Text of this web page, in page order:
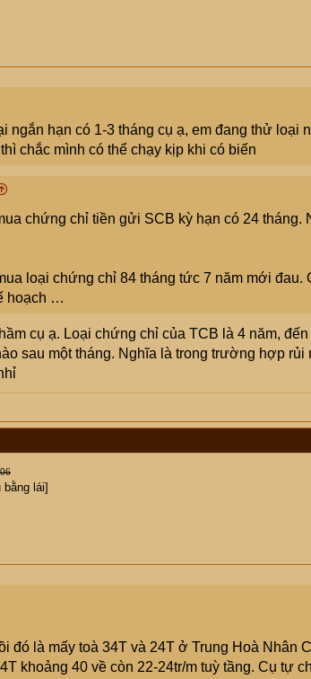
ngắn hạn có 1-3 tháng cụ ạ, em đang thử loại
chắc mình có thể chạy kịp khi có biến
chứng chỉ tiền gửi SCB kỳ hạn có 24 tháng.
loại chứng chỉ 84 tháng tức 7 năm mới
hoạch …
cụ ạ. Loại chứng chỉ của TCB là 4 năm,
sau một tháng. Nghĩa là trong trường hợp
bằng lái]
đó là mấy toà 34T và 24T ở Trung Hoà Nhân
khoảng 40 về còn 22-24tr/m tuỳ tầng. Cụ tự